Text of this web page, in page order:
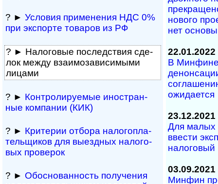
? ► Условия приме­не­ния НДС 0%
при экс­по­рте това­ров из РФ
? ► Налоговые послед­ст­вия сде­
лок между вза­и­мо­за­ви­си­мыми
лицами
? ► Контролируемые ино­ст­ран­
ные ком­па­нии (КИК)
? ► Критерии отбора нало­го­пла­
те­ль­щи­ков для выезд­ных нало­го­
вых про­верок
? ► Обоснованность полу­че­ния
но­во­го
нет
22.01.2022
В Минфине
ожидается
23.12.2021
Для малых
ввести
03.09.2021
Минфин